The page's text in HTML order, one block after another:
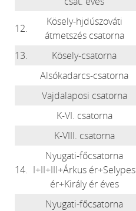
12.
Kösely-hjdúszováti
átmetszés csatorna
13. Kösely-csatorna
Alsókadarcs-csatorna
Vajdalaposi csatorna
K-VI. csatorna
K-VIII. csatorna
14.
Nyugati-főcsatorna
I+II+III+Árkus ér+Selypes
ér+Király ér éves
Nyugati-főcsatorna